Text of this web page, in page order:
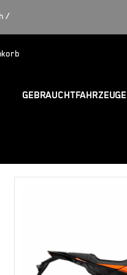
/
GEBRAUCHTFAHRZEUGE